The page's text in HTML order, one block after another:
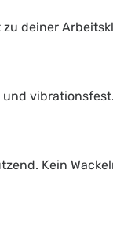
deiner
Kein